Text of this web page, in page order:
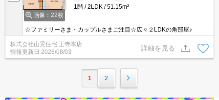
画像：22枚
1階
2LDK 51.15m²
☆ファミリーさま・カップルさまご注目☆広々２LDKの角部屋♪
株式会社山晃住宅 王寺本店
情報更新日 2026/08/03
詳細を見る
1 2